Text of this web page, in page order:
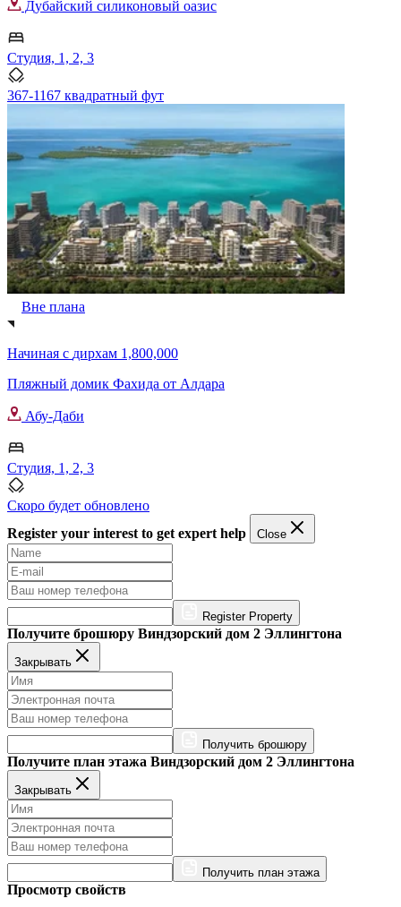
Дубайский силиконовый оазис
Студия, 1, 2, 3
367-1167 квадратный фут
Вне плана
Начиная с дирхам 1,800,000
Пляжный домик Фахида от Алдара
Абу-Даби
Студия, 1, 2, 3
Скоро будет обновлено
Register your interest to get expert help
Close
Register Property
Получите брошюру Виндзорский дом 2 Эллингтона
Закрывать
Получить брошюру
Получите план этажа Виндзорский дом 2 Эллингтона
Закрывать
Получить план этажа
Просмотр свойств